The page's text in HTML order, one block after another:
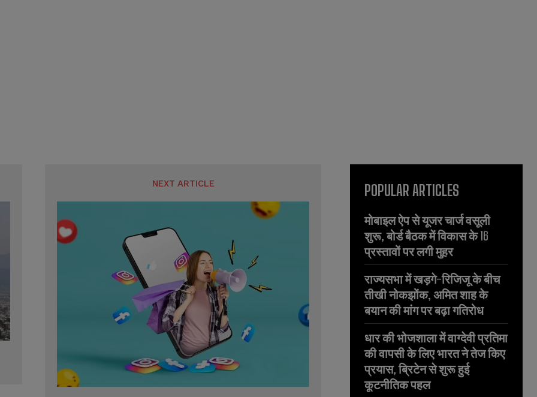
NEXT ARTICLE POPULAR ARTICLES
मोबाइल ऐप से यूजर चार्ज वसूली
शुरू, बोर्ड बैठक में विकास के 16
प्रस्तावों पर लगी मुहर
राज्यसभा में खड़गे-रिजिजू के बीच
तीखी नोकझोंक, अमित शाह के
बयान की मांग पर बढ़ा गतिरोध
धार की भोजशाला में वाग्देवी प्रतिमा
की वापसी के लिए भारत ने तेज किए
प्रयास, ब्रिटेन से शुरू हुई
कूटनीतिक पहल